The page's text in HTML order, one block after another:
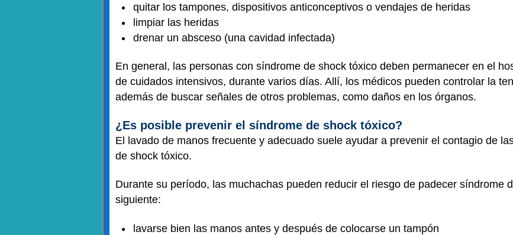
quitar los tampones, dispositivos anticonceptivos o vendajes de heridas
limpiar las heridas
drenar un absceso (una cavidad infectada)
En general, las personas con síndrome de shock tóxico deben permanecer en el
de cuidados intensivos, durante varios días. Allí, los médicos pueden controlar la
además de buscar señales de otros problemas, como daños en los órganos.
¿Es posible prevenir el síndrome de shock tóxico?
El lavado de manos frecuente y adecuado suele ayudar a prevenir el contagio de
de shock tóxico.
Durante su período, las muchachas pueden reducir el riesgo de padecer síndrome
siguiente:
lavarse bien las manos antes y después de colocarse un tampón